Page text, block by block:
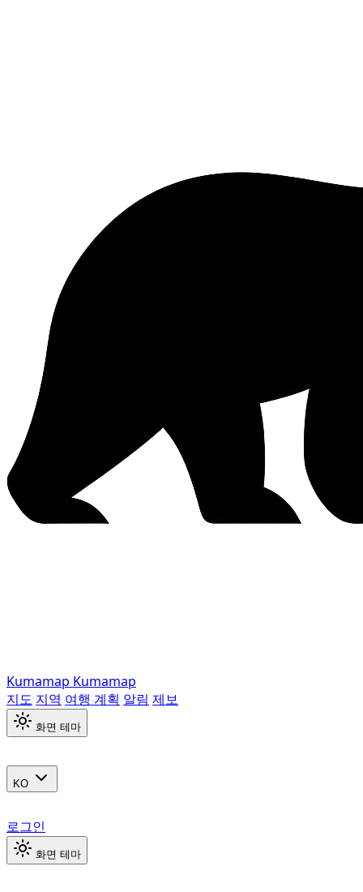
Kumamap Kumamap
지도 지역 여행 계획 알림 제보
화면 테마
KO
로그인
화면 테마